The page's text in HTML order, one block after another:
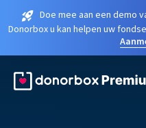
Doe mee aan een demo
Donorbox u kan helpen uw